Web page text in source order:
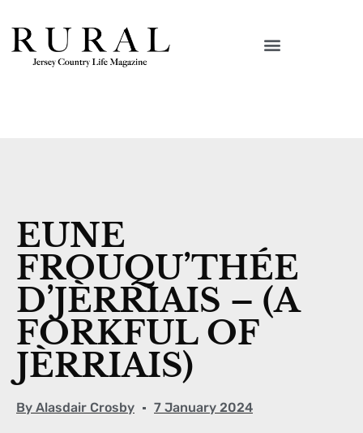
EUNE
FROUQU’THÉE
D’JÈRRIAIS – (A
FORKFUL OF
JÈRRIAIS)
By Alasdair Crosby 7 January 2024